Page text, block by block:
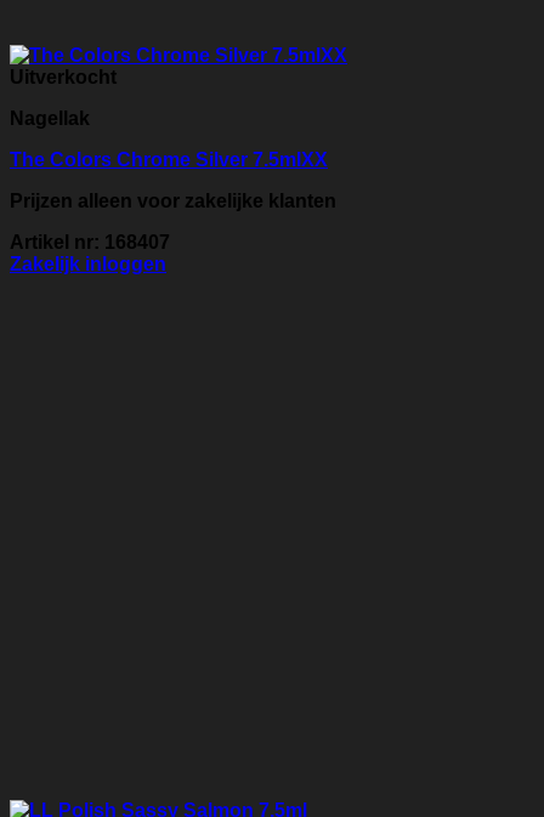
Uitverkocht
Nagellak
The Colors Chrome Silver 7.5mlXX
Prijzen alleen voor zakelijke klanten
Artikel nr: 168407
Zakelijk inloggen